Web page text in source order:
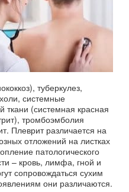
туберкулез,
системные
ткани (системная красная
тромбоэмболия
Плеврит различается на
отложений на листках
патологического
– кровь, лимфа, гной и
сопровождаться сухим
они различаются.